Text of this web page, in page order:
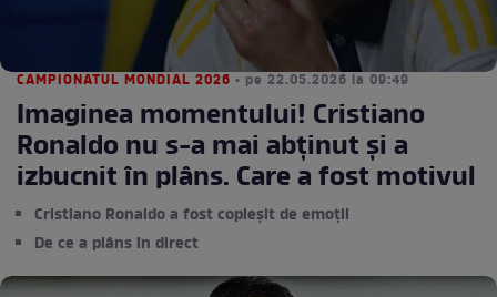
CAMPIONATUL MONDIAL 2026 • pe 22.05.2026 la 09:49
Imaginea momentului! Cristiano
Ronaldo nu s-a mai abținut și a
izbucnit în plâns. Care a fost motivul
Cristiano Ronaldo a fost copleșit de emoții
De ce a plâns în direct